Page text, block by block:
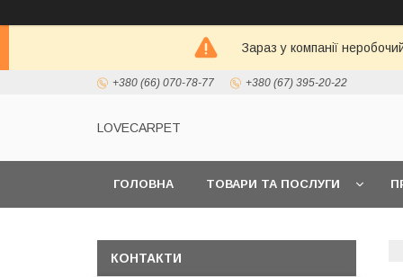
Зараз у компанії
+380 (66) 070-78-77 +380 (67) 395-20-22
LOVECARPET
ГОЛОВНА ТОВАРИ ТА ПОСЛУГИ
КОНТАКТИ